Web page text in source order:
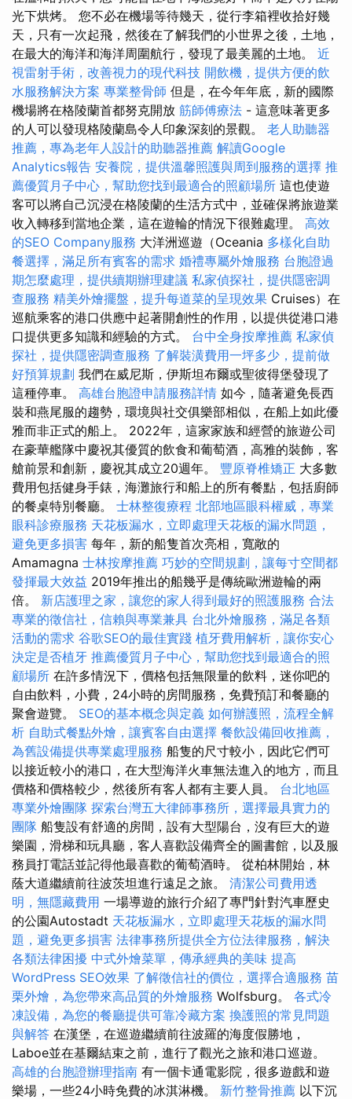
光下烘烤。 您不必在機場等待幾天，從行李箱裡收拾好幾
天，只有一次起飛，然後在了解我們的小世界之後，土地，
在最大的海洋和海洋周圍航行，發現了最美麗的土地。 近
視雷射手術，改善視力的現代科技 開飲機，提供方便的飲
水服務解決方案 專業整骨師 但是，在今年年底，新的國際
機場將在格陵蘭首都努克開放 筋師傅療法 - 這意味著更多
的人可以發現格陵蘭島令人印象深刻的景觀。 老人助聽器
推薦，專為老年人設計的助聽器推薦 解讀Google
Analytics報告 安養院，提供溫馨照護與周到服務的選擇 推
薦優質月子中心，幫助您找到最適合的照顧場所 這也使遊
客可以將自己沉浸在格陵蘭的生活方式中，並確保將旅遊業
收入轉移到當地企業，這在遊輪的情況下很難處理。 高效
的SEO Company服務 大洋洲巡遊（Oceania 多樣化自助
餐選擇，滿足所有賓客的需求 婚禮專屬外燴服務 台胞證過
期怎麼處理，提供續期辦理建議 私家偵探社，提供隱密調
查服務 精美外燴擺盤，提升每道菜的呈現效果 Cruises）在
巡航乘客的港口供應中起著開創性的作用，以提供從港口港
口提供更多知識和經驗的方式。 台中全身按摩推薦 私家偵
探社，提供隱密調查服務 了解裝潢費用一坪多少，提前做
好預算規劃 我們在威尼斯，伊斯坦布爾或聖彼得堡發現了
這種停車。 高雄台胞證申請服務詳情 如今，隨著避免長西
裝和燕尾服的趨勢，環境與社交俱樂部相似，在船上如此優
雅而非正式的船上。 2022年，這家家族和經營的旅遊公司
在豪華艦隊中慶祝其優質的飲食和葡萄酒，高雅的裝飾，客
艙前景和創新，慶祝其成立20週年。 豐原脊椎矯正 大多數
費用包括健身手錶，海灘旅行和船上的所有餐點，包括廚師
的餐桌特別餐廳。 士林整復療程 北部地區眼科權威，專業
眼科診療服務 天花板漏水，立即處理天花板的漏水問題，
避免更多損害 每年，新的船隻首次亮相，寬敞的
Amamagna 士林按摩推薦 巧妙的空間規劃，讓每寸空間都
發揮最大效益 2019年推出的船幾乎是傳統歐洲遊輪的兩
倍。 新店護理之家，讓您的家人得到最好的照護服務 合法
專業的徵信社，信賴與專業兼具 台北外燴服務，滿足各類
活動的需求 谷歌SEO的最佳實踐 植牙費用解析，讓你安心
決定是否植牙 推薦優質月子中心，幫助您找到最適合的照
顧場所 在許多情況下，價格包括無限量的飲料，迷你吧的
自由飲料，小費，24小時的房間服務，免費預訂和餐廳的
聚會遊覽。 SEO的基本概念與定義 如何辦護照，流程全解
析 自助式餐點外燴，讓賓客自由選擇 餐飲設備回收推薦，
為舊設備提供專業處理服務 船隻的尺寸較小，因此它們可
以接近較小的港口，在大型海洋火車無法進入的地方，而且
價格和價格較少，然後所有客人都有主要人員。 台北地區
專業外燴團隊 探索台灣五大律師事務所，選擇最具實力的
團隊 船隻設有舒適的房間，設有大型陽台，沒有巨大的遊
樂園，滑梯和玩具廳，客人喜歡設備齊全的圖書館，以及服
務員打電話並記得他最喜歡的葡萄酒時。 從柏林開始，林
蔭大道繼續前往波茨坦進行遠足之旅。 清潔公司費用透
明，無隱藏費用 一場導遊的旅行介紹了專門針對汽車歷史
的公園Autostadt 天花板漏水，立即處理天花板的漏水問
題，避免更多損害 法律事務所提供全方位法律服務，解決
各類法律困擾 中式外燴菜單，傳承經典的美味 提高
WordPress SEO效果 了解徵信社的價位，選擇合適服務 苗
栗外燴，為您帶來高品質的外燴服務 Wolfsburg。 各式冷
凍設備，為您的餐廳提供可靠冷藏方案 換護照的常見問題
與解答 在漢堡，在巡遊繼續前往波羅的海度假勝地，
Laboe並在基爾結束之前，進行了觀光之旅和港口巡遊。
高雄的台胞證辦理指南 有一個卡通電影院，很多遊戲和遊
樂場，一些24小時免費的冰淇淋機。 新竹整骨推薦 以下沉